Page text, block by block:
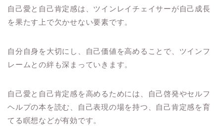
自己愛と自己肯定感は、ツインレイチェイサーが自己成長
を果たす上で欠かせない要素です。
自分自身を大切にし、自己価値を高めることで、ツインフ
レームとの絆も深まっていきます。
自己愛と自己肯定感を高めるためには、自己啓発やセルフ
ヘルプの本を読む、自己表現の場を持つ、自己肯定感を育
てる瞑想などが有効です。